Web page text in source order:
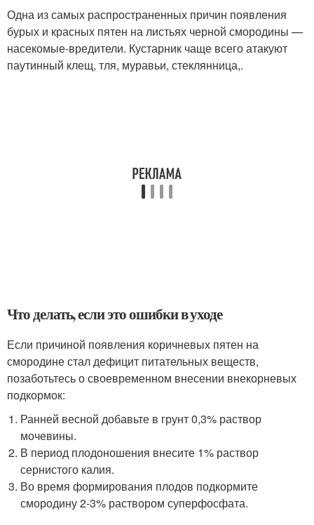
Одна из самых распространенных причин появления
бурых и красных пятен на листьях черной смородины —
насекомые-вредители. Кустарник чаще всего атакуют
паутинный клещ, тля, муравьи, стеклянница,.
Что делать, если это ошибки в уходе
Если причиной появления коричневых пятен на
смородине стал дефицит питательных веществ,
позаботьтесь о своевременном внесении внекорневых
подкормок:
Ранней весной добавьте в грунт 0,3% раствор
мочевины.
В период плодоношения внесите 1% раствор
сернистого калия.
Во время формирования плодов подкормите
смородину 2-3% раствором суперфосфата.